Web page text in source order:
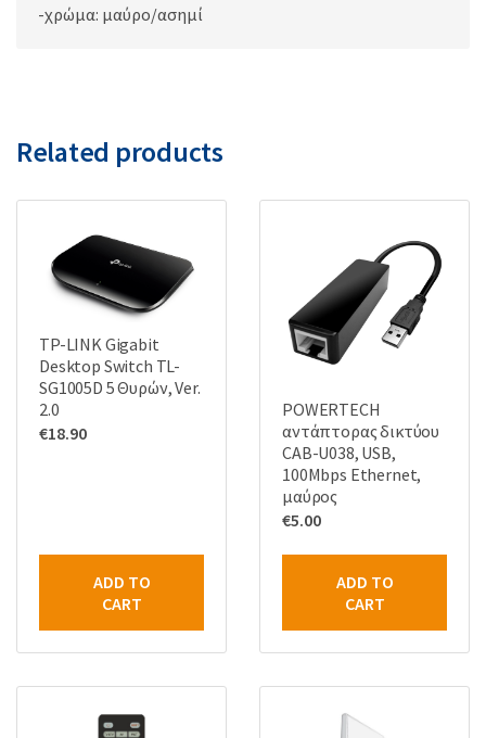
-χρώμα: μαύρο/ασημί
Related products
TP-LINK Gigabit
Desktop Switch TL-
SG1005D 5 Θυρών, Ver.
2.0
€18.90
ADD TO
CART
POWERTECH
αντάπτορας δικτύου
CAB-U038, USB,
100Mbps Ethernet,
μαύρος
€5.00
ADD TO
CART